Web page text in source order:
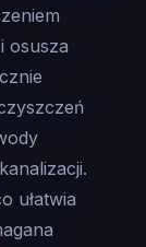
osusza
ułatwia